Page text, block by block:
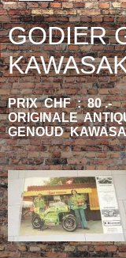
GODIER
PRIX CHF : 80 .-
ORIGINALE
GENOUD